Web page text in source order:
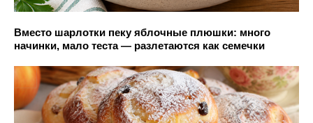
Вместо шарлотки пеку яблочные плюшки: много
начинки, мало теста — разлетаются как семечки